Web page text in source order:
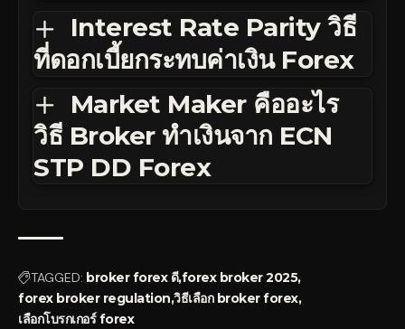
Interest Rate Parity วิธี
ที่ดอกเบี้ยกระทบค่าเงิน Forex
Market Maker คืออะไร
วิธี Broker ทำเงินจาก ECN
STP DD Forex
TAGGED: broker forex ดีforex broker 2025
forex broker regulation วิธีเลือก broker forex
เลือกโบรกเกอร์ forex